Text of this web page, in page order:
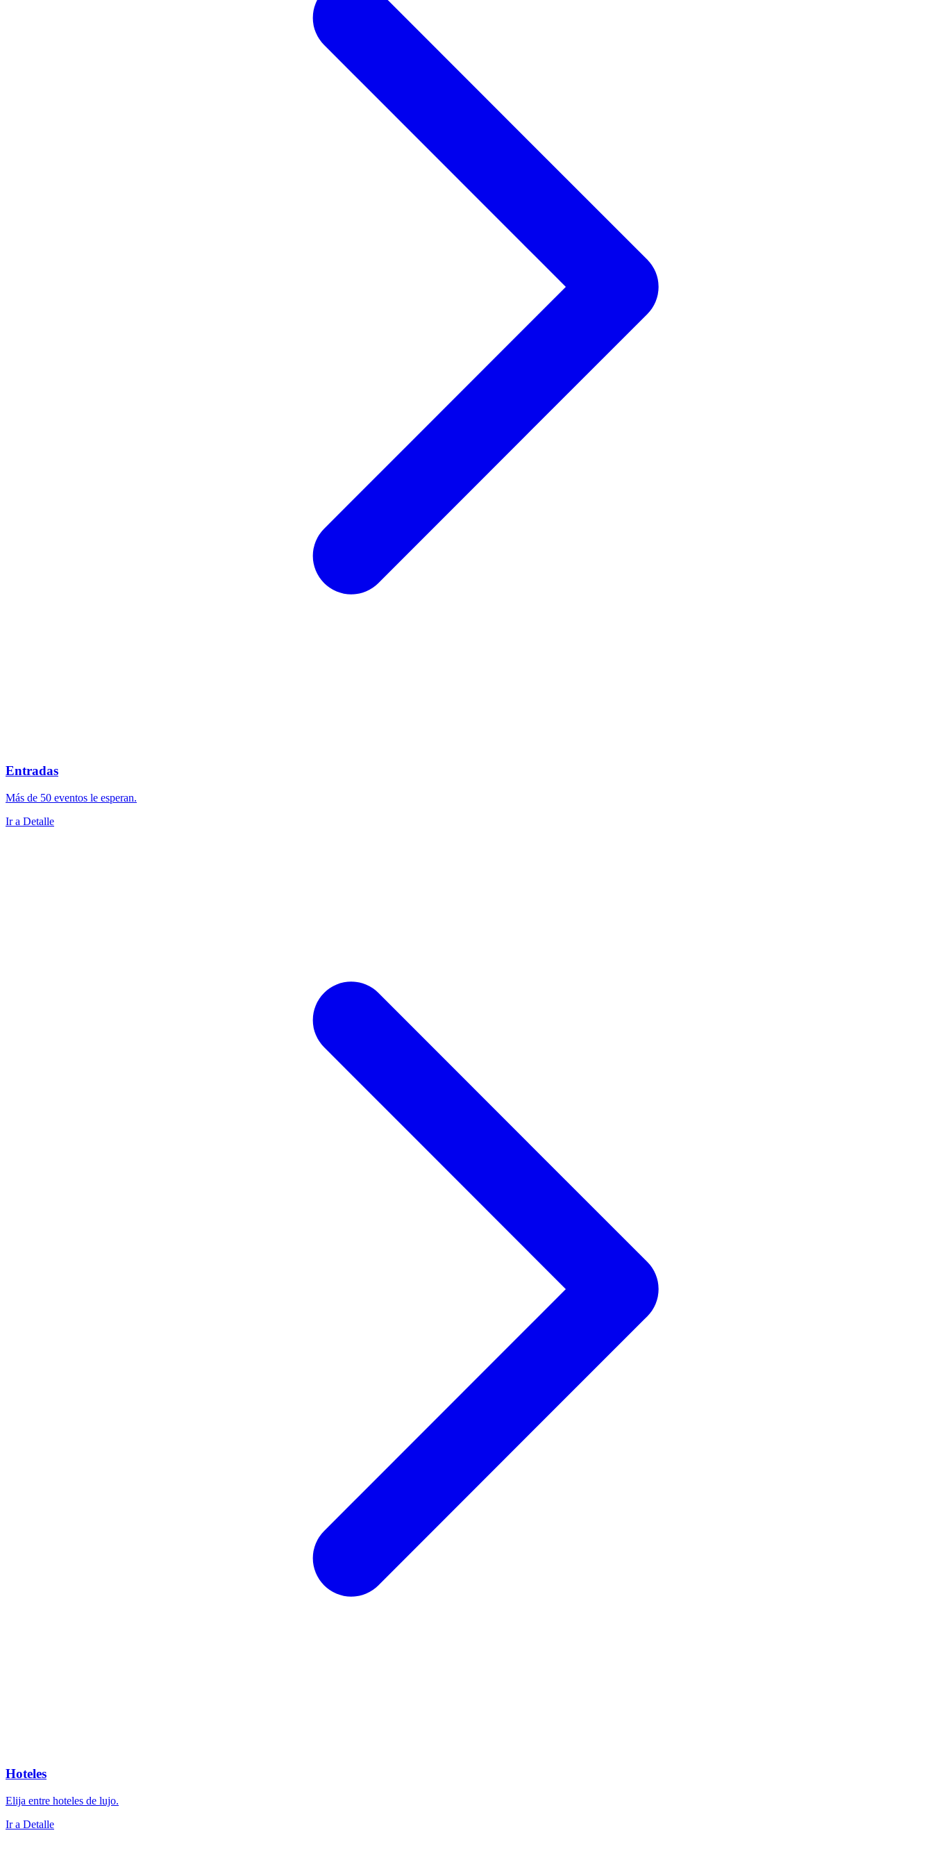
Entradas
Más de 50 eventos le esperan.
Ir a Detalle
Hoteles
Elija entre hoteles de lujo.
Ir a Detalle